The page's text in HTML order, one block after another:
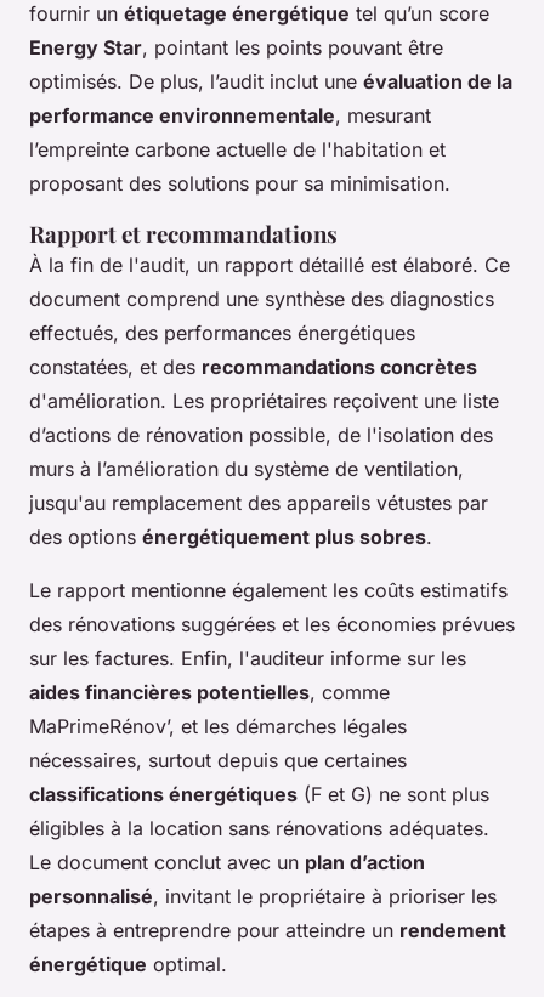
fournir un étiquetage énergétique tel qu’un score
Energy Star, pointant les points pouvant être
optimisés. De plus, l’audit inclut une évaluation de la
performance environnementale, mesurant
l’empreinte carbone actuelle de l'habitation et
proposant des solutions pour sa minimisation.
Rapport et recommandations
À la fin de l'audit, un rapport détaillé est élaboré. Ce
document comprend une synthèse des diagnostics
effectués, des performances énergétiques
constatées, et des recommandations concrètes
d'amélioration. Les propriétaires reçoivent une liste
d’actions de rénovation possible, de l'isolation des
murs à l’amélioration du système de ventilation,
jusqu'au remplacement des appareils vétustes par
des options énergétiquement plus sobres.
Le rapport mentionne également les coûts estimatifs
des rénovations suggérées et les économies prévues
sur les factures. Enfin, l'auditeur informe sur les
aides financières potentielles, comme
MaPrimeRénov’, et les démarches légales
nécessaires, surtout depuis que certaines
classifications énergétiques (F et G) ne sont plus
éligibles à la location sans rénovations adéquates.
Le document conclut avec un plan d’action
personnalisé, invitant le propriétaire à prioriser les
étapes à entreprendre pour atteindre un rendement
énergétique optimal.